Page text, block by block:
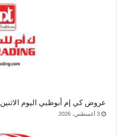
عروض كي إم أبوظبي اليوم الاثنين 3 اغسطس 2026
3 أغسطس، 2026